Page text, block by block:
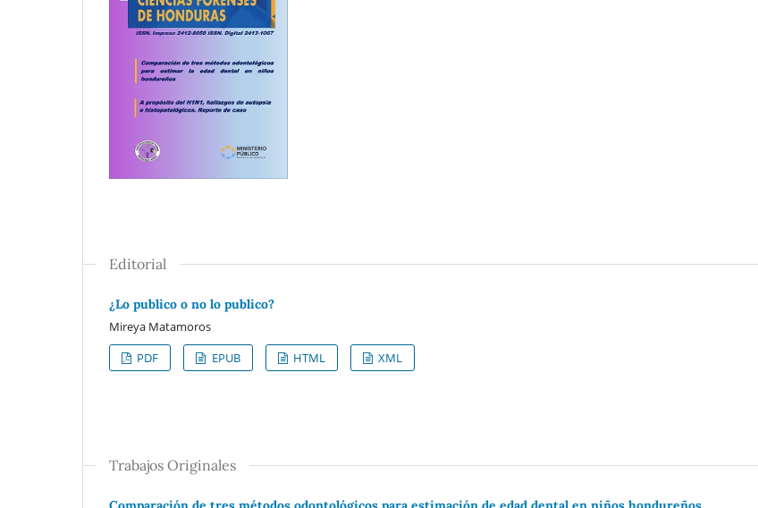
Editorial
¿Lo publico o no lo publico?
Mireya Matamoros
PDF
EPUB HTML XML
Trabajos Originales